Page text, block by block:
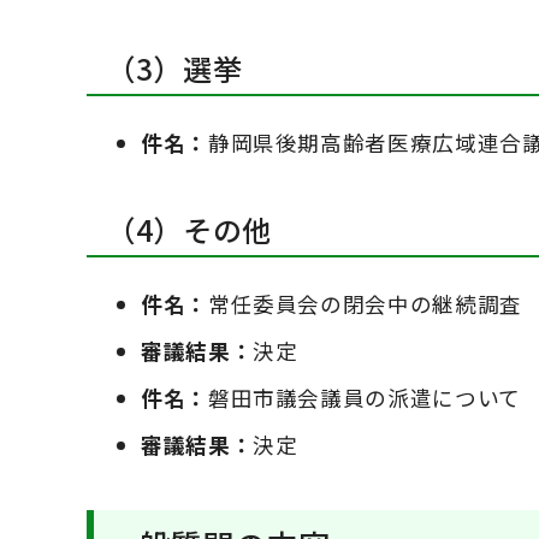
（3）選挙
件名： 静岡県後期高齢者医療広域連合
（4）その他
件名： 常任委員会の閉会中の継続調査
審議結果：決定
件名： 磐田市議会議員の派遣について
審議結果：決定